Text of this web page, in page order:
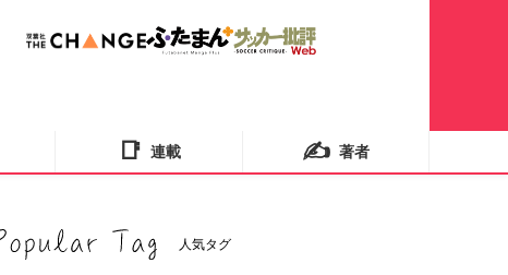
📑 連載 ✍️ 著者
人気タグ